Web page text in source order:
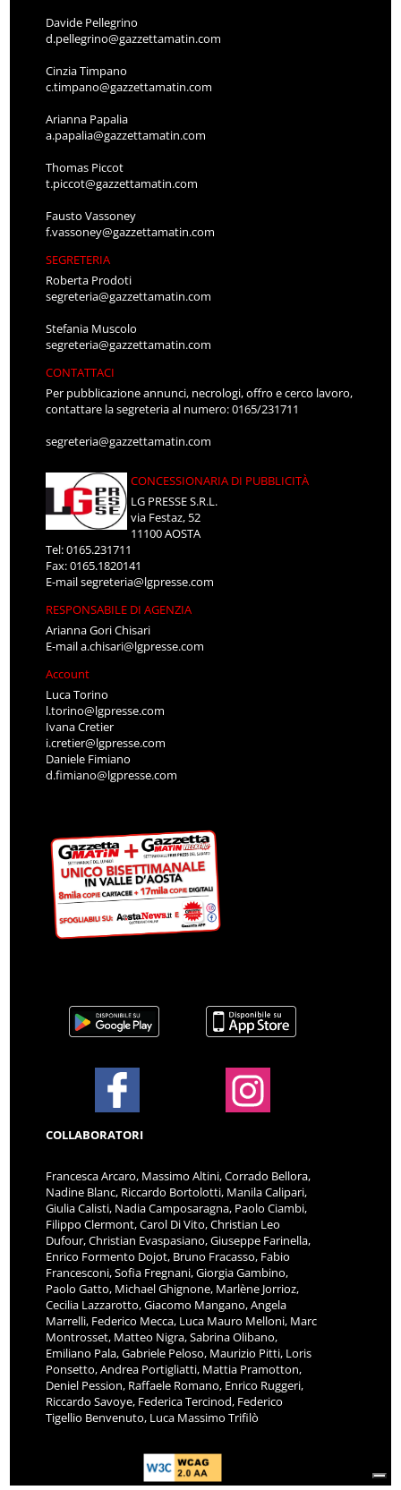
Davide Pellegrino
d.pellegrino@gazzettamatin.com
Cinzia Timpano
c.timpano@gazzettamatin.com
Arianna Papalia
a.papalia@gazzettamatin.com
Thomas Piccot
t.piccot@gazzettamatin.com
Fausto Vassoney
f.vassoney@gazzettamatin.com
SEGRETERIA
Roberta Prodoti
segreteria@gazzettamatin.com
Stefania Muscolo
segreteria@gazzettamatin.com
CONTATTACI
Per pubblicazione annunci, necrologi, offro e cerco lavoro,
contattare la segreteria al numero: 0165/231711
segreteria@gazzettamatin.com
CONCESSIONARIA DI PUBBLICITÀ
LG PRESSE S.R.L.
via Festaz, 52
11100 AOSTA
Tel: 0165.231711
Fax: 0165.1820141
E-mailsegreteria@lgpresse.com
RESPONSABILE DI AGENZIA
Arianna Gori Chisari
E-maila.chisari@lgpresse.com
Account
Luca Torino
l.torino@lgpresse.com
Ivana Cretier
i.cretier@lgpresse.com
Daniele Fimiano
d.fimiano@lgpresse.com
COLLABORATORI
Francesca Arcaro, Massimo Altini, Corrado Bellora,
Nadine Blanc, Riccardo Bortolotti, Manila Calipari,
Giulia Calisti, Nadia Camposaragna, Paolo Ciambi,
Filippo Clermont, Carol Di Vito, Christian Leo
Dufour, Christian Evaspasiano, Giuseppe Farinella,
Enrico Formento Dojot, Bruno Fracasso, Fabio
Francesconi, Sofia Fregnani, Giorgia Gambino,
Paolo Gatto, Michael Ghignone, Marlène Jorrioz,
Cecilia Lazzarotto, Giacomo Mangano, Angela
Marrelli, Federico Mecca, Luca Mauro Melloni, Marc
Montrosset, Matteo Nigra, Sabrina Olibano,
Emiliano Pala, Gabriele Peloso, Maurizio Pitti, Loris
Ponsetto, Andrea Portigliatti, Mattia Pramotton,
Deniel Pession, Raffaele Romano, Enrico Ruggeri,
Riccardo Savoye, Federica Tercinod, Federico
Tigellio Benvenuto, Luca Massimo Trifilò